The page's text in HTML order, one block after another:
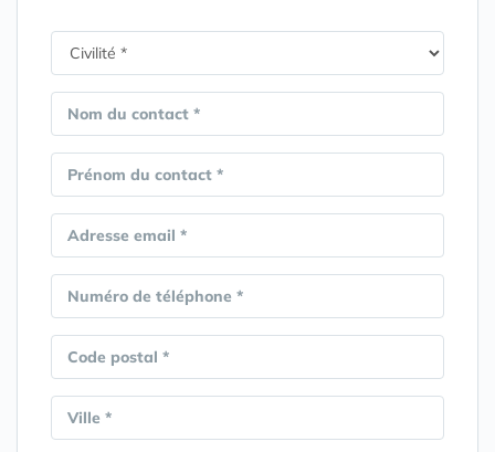
Nom du contact *
Prénom du contact *
Adresse email *
Numéro de téléphone *
Code postal *
Ville *